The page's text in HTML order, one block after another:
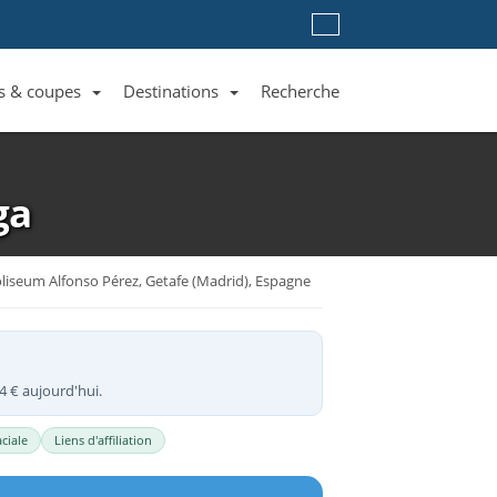
& coupes Destinations Recherche
Alfonso Pérez, Getafe (Madrid), Espagne
€ aujourd'hui.
Liens d'affiliation